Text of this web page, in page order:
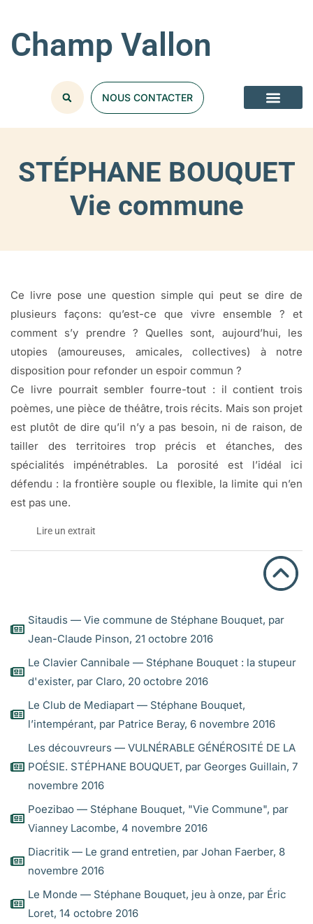
Champ Vallon
NOUS CONTACTER
STÉPHANE BOUQUET
Vie commune
Ce livre pose une question simple qui peut se dire de
plusieurs façons: qu’est-ce que vivre ensemble ? et
comment s’y prendre ? Quelles sont, aujourd’hui, les
utopies (amoureuses, amicales, collectives) à notre
disposition pour refonder un espoir commun ?
Ce livre pourrait sembler fourre-tout : il contient trois
poèmes, une pièce de théâtre, trois récits. Mais son projet
est plutôt de dire qu’il n’y a pas besoin, ni de raison, de
tailler des territoires trop précis et étanches, des
spécialités impénétrables. La porosité est l’idéal ici
défendu : la frontière souple ou flexible, la limite qui n’en
est pas une.
Lire un extrait
la nuit. « Je prends des cachets de contr’absence. » Il est
assis tout près oh j’adorerais
écrire une tristesse de plus sur l’inaccessible abri des
épaules. Bien sûr
un ami m’a généreusement averti par mail de la substance
un tantinet
narcissique de mes tactiques d’approche. Pas la peine alors
le matin orageux
boîte
de prostitués bulgares, la nuit d’avant, quand nous avions
dansé tout
près des corps parfois mineurs de l’humanité. Pas la peine
et rien qui
concerne l’avenir de vivre ? Possible mais d’un autre côté
Sitaudis — Vie commune de Stéphane Bouquet, par
Jean-Claude Pinson, 21 octobre 2016
Le Clavier Cannibale — Stéphane Bouquet : la stupeur
d'exister, par Claro, 20 octobre 2016
Le Club de Mediapart — Stéphane Bouquet,
l’intempérant, par Patrice Beray, 6 novembre 2016
Les découvreurs — VULNÉRABLE GÉNÉROSITÉ DE LA
POÉSIE. STÉPHANE BOUQUET, par Georges Guillain, 7
novembre 2016
Poezibao — Stéphane Bouquet, "Vie Commune", par
Vianney Lacombe, 4 novembre 2016
Diacritik — Le grand entretien, par Johan Faerber, 8
novembre 2016
Le Monde — Stéphane Bouquet, jeu à onze, par Éric
Loret, 14 octobre 2016